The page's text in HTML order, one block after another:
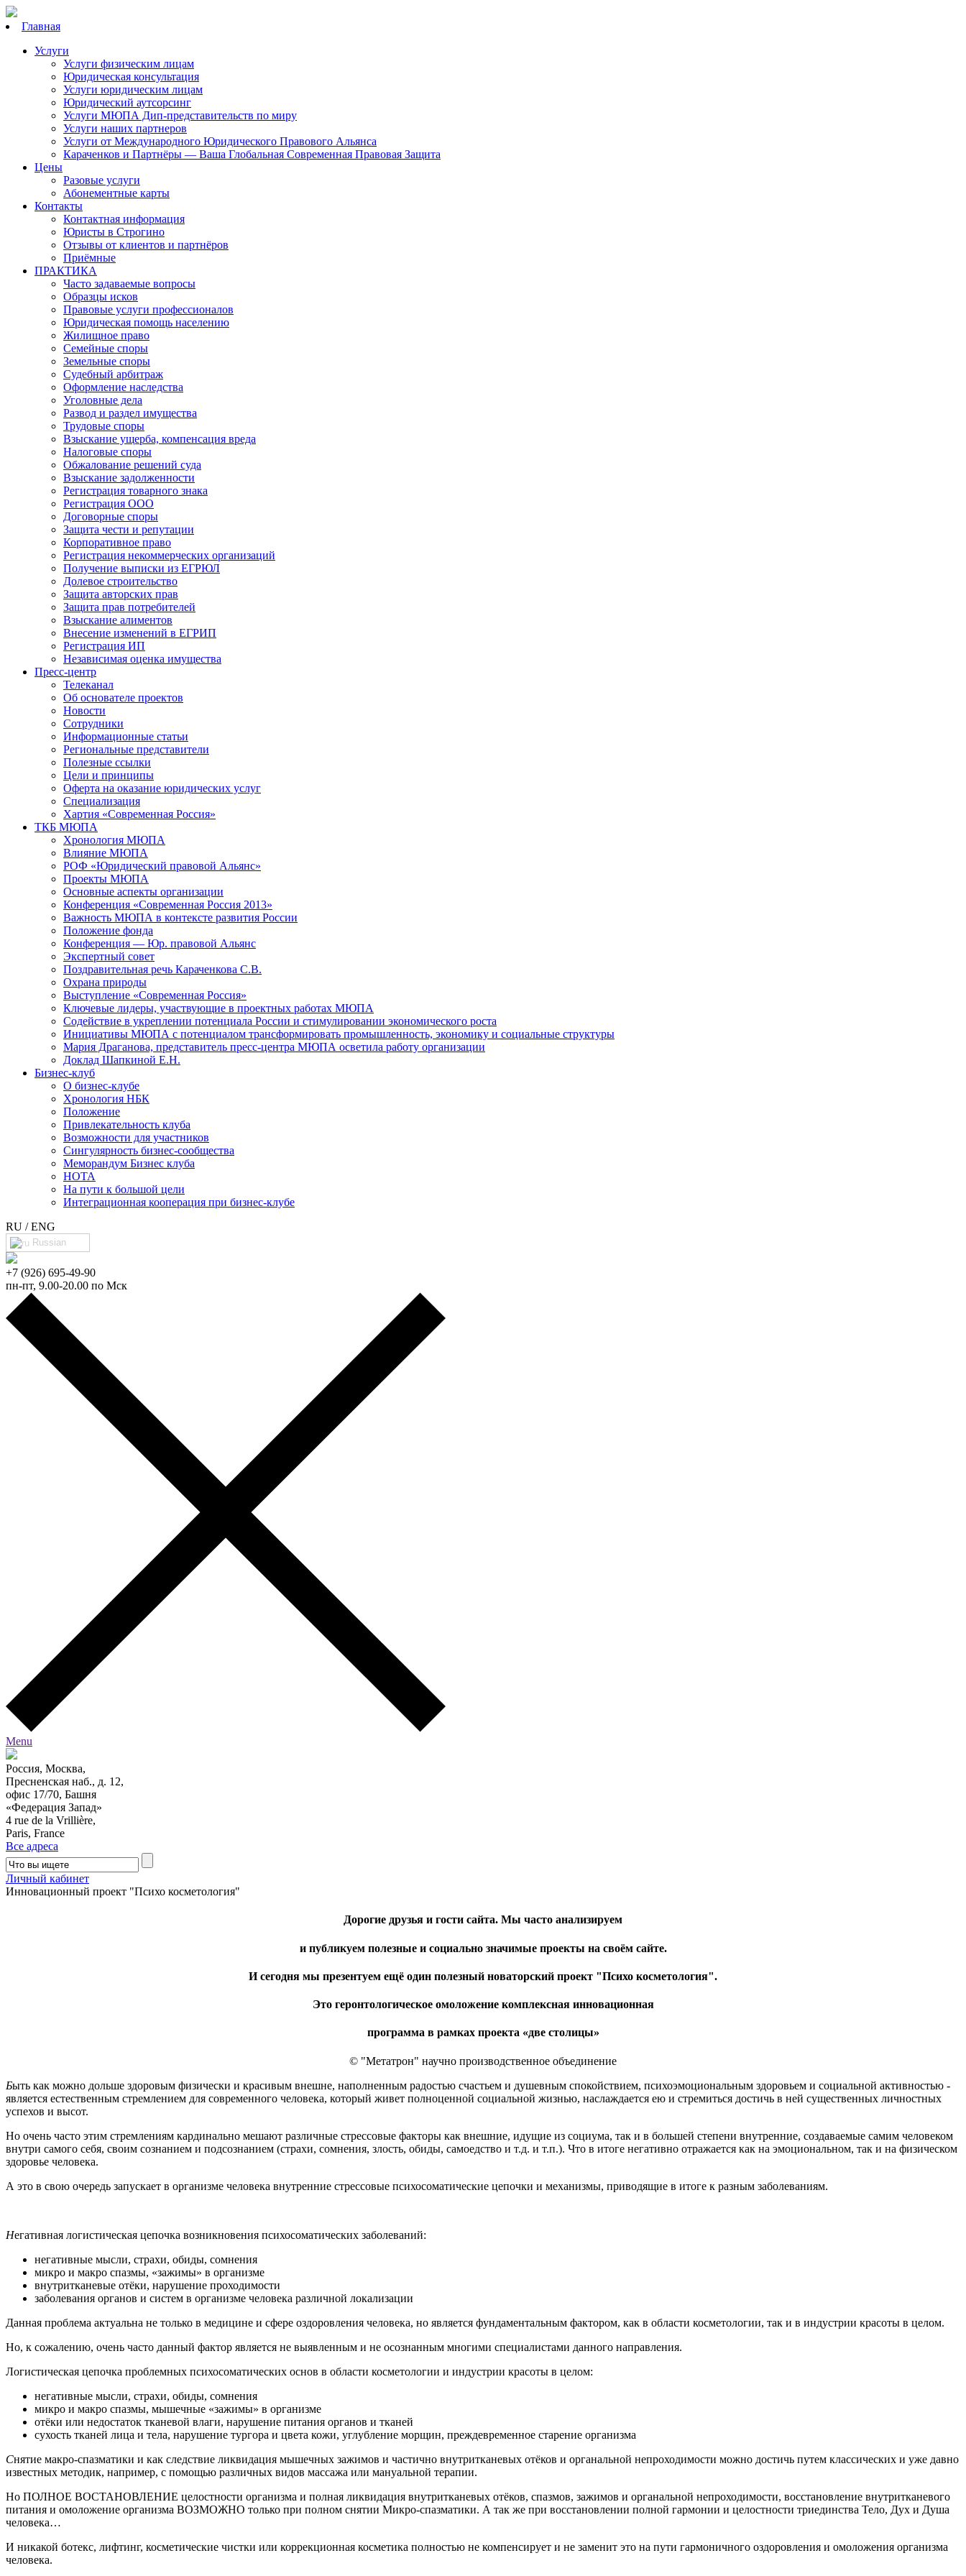
Главная
Услуги
Услуги физическим лицам
Юридическая консультация
Услуги юридическим лицам
Юридический аутсорсинг
Услуги МЮПА Дип-представительств по миру
Услуги наших партнеров
Услуги от Международного Юридического Правового Альянса
Караченков и Партнёры — Ваша Глобальная Современная Правовая Защита
Цены
Разовые услуги
Абонементные карты
Контакты
Контактная информация
Юристы в Строгино
Отзывы от клиентов и партнёров
Приёмные
ПРАКТИКА
Часто задаваемые вопросы
Образцы исков
Правовые услуги профессионалов
Юридическая помощь населению
Жилищное право
Семейные споры
Земельные споры
Судебный арбитраж
Оформление наследства
Уголовные дела
Развод и раздел имущества
Трудовые споры
Взыскание ущерба, компенсация вреда
Налоговые споры
Обжалование решений суда
Взыскание задолженности
Регистрация товарного знака
Регистрация ООО
Договорные споры
Защита чести и репутации
Корпоративное право
Регистрация некоммерческих организаций
Получение выписки из ЕГРЮЛ
Долевое строительство
Защита авторских прав
Защита прав потребителей
Взыскание алиментов
Внесение изменений в ЕГРИП
Регистрация ИП
Независимая оценка имущества
Пресс-центр
Телеканал
Об основателе проектов
Новости
Сотрудники
Информационные статьи
Региональные представители
Полезные ссылки
Цели и принципы
Оферта на оказание юридических услуг
Специализация
Хартия «Современная Россия»
ТКБ МЮПА
Хронология МЮПА
Влияние МЮПА
РОФ «Юридический правовой Альянс»
Проекты МЮПА
Основные аспекты организации
Конференция «Современная Россия 2013»
Важность МЮПА в контексте развития России
Положение фонда
Конференция — Юр. правовой Альянс
Экспертный совет
Поздравительная речь Караченкова С.В.
Охрана природы
Выступление «Современная Россия»
Ключевые лидеры, участвующие в проектных работах МЮПА
Cодействие в укреплении потенциала России и стимулировании экономического роста
Инициативы МЮПА с потенциалом трансформировать промышленность, экономику и социальные структуры
Мария Драганова, представитель пресс-центра МЮПА осветила работу организации
Доклад Шапкиной Е.Н.
Бизнес-клуб
О бизнес-клубе
Хронология НБК
Положение
Привлекательность клуба
Возможности для участников
Сингулярность бизнес-сообщества
Меморандум Бизнес клуба
НОТА
На пути к большой цели
Интеграционная кооперация при бизнес-клубе
RU / ENG
Russian
+7 (926) 695-49-90
пн-пт, 9.00-20.00 по Мск
Menu
Россия, Москва,
Пресненская наб., д. 12,
офис 17/70, Башня
«Федерация Запад»
4 rue de la Vrillière,
Paris, France
Все адреса
Личный кабинет
Инновационный проект "Психо косметология"
Дорогие друзья и гости сайта. Мы часто анализируем
и публикуем полезные и социально значимые проекты на своём сайте.
И сегодня мы презентуем ещё один полезный новаторский проект "Психо косметология".
Это геронтологическое омоложение комплексная инновационная
программа в рамках проекта «две столицы»
© "Метатрон" научно производственное объединение
Быть как можно дольше здоровым физически и красивым внешне, наполненным радостью счастьем и душевным спокойствием, психоэмоциональным здоровьем и социальной активностью -
является естественным стремлением для современного человека, который живет полноценной социальной жизнью, наслаждается ею и стремиться достичь в ней существенных личностных
успехов и высот.
Но очень часто этим стремлениям кардинально мешают различные стрессовые факторы как внешние, идущие из социума, так и в большей степени внутренние, создаваемые самим человеком
внутри самого себя, своим сознанием и подсознанием (страхи, сомнения, злость, обиды, самоедство и т.д. и т.п.). Что в итоге негативно отражается как на эмоциональном, так и на физическом
здоровье человека.
А это в свою очередь запускает в организме человека внутренние стрессовые психосоматические цепочки и механизмы, приводящие в итоге к разным заболеваниям.
Негативная логистическая цепочка возникновения психосоматических заболеваний:
негативные мысли, страхи, обиды, сомнения
микро и макро спазмы, «зажимы» в организме
внутритканевые отёки, нарушение проходимости
заболевания органов и систем в организме человека различной локализации
Данная проблема актуальна не только в медицине и сфере оздоровления человека, но является фундаментальным фактором, как в области косметологии, так и в индустрии красоты в целом.
Но, к сожалению, очень часто данный фактор является не выявленным и не осознанным многими специалистами данного направления.
Логистическая цепочка проблемных психосоматических основ в области косметологии и индустрии красоты в целом:
негативные мысли, страхи, обиды, сомнения
микро и макро спазмы, мышечные «зажимы» в организме
отёки или недостаток тканевой влаги, нарушение питания органов и тканей
сухость тканей лица и тела, нарушение тургора и цвета кожи, углубление морщин, преждевременное старение организма
Снятие макро-спазматики и как следствие ликвидация мышечных зажимов и частично внутритканевых отёков и органальной непроходимости можно достичь путем классических и уже давно
известных методик, например, с помощью различных видов массажа или мануальной терапии.
Но ПОЛНОЕ ВОСТАНОВЛЕНИЕ целостности организма и полная ликвидация внутритканевых отёков, спазмов, зажимов и органальной непроходимости, восстановление внутритканевого
питания и омоложение организма ВОЗМОЖНО только при полном снятии Микро-спазматики. А так же при восстановлении полной гармонии и целостности триединства Тело, Дух и Душа
человека…
И никакой ботекс, лифтинг, косметические чистки или коррекционная косметика полностью не компенсирует и не заменит это на пути гармоничного оздоровления и омоложения организма
человека.